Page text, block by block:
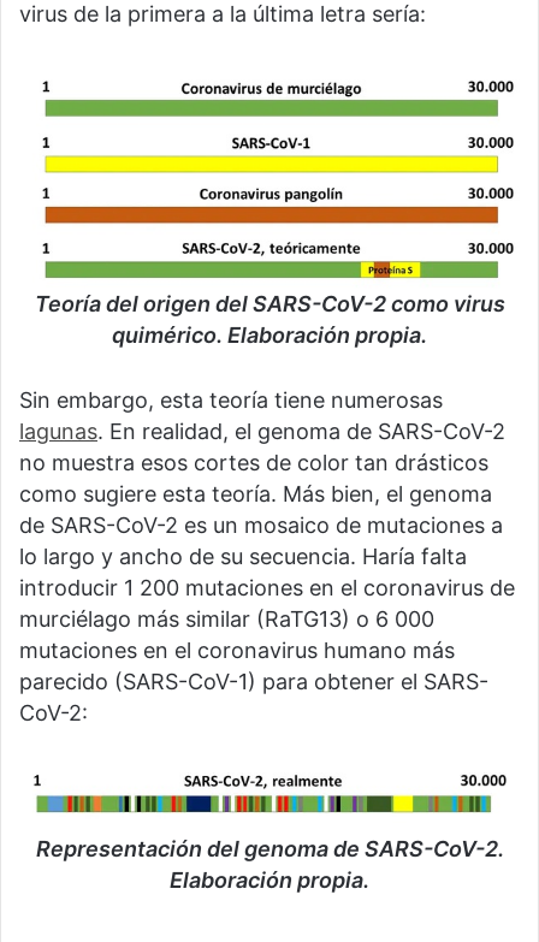
virus de la primera a la última letra sería:
Teoría del origen del SARS-CoV-2 como virus
quimérico. Elaboración propia.
Sin embargo, esta teoría tiene numerosas
lagunas. En realidad, el genoma de SARS-CoV-2
no muestra esos cortes de color tan drásticos
como sugiere esta teoría. Más bien, el genoma
de SARS-CoV-2 es un mosaico de mutaciones a
lo largo y ancho de su secuencia. Haría falta
introducir 1 200 mutaciones en el coronavirus de
murciélago más similar (RaTG13) o 6 000
mutaciones en el coronavirus humano más
parecido (SARS-CoV-1) para obtener el SARS-
CoV-2:
Representación del genoma de SARS-CoV-2.
Elaboración propia.